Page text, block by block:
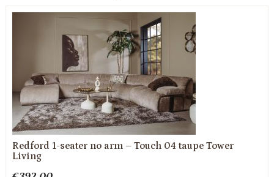
Redford 1-seater no arm – Touch 04 taupe Tower
Living